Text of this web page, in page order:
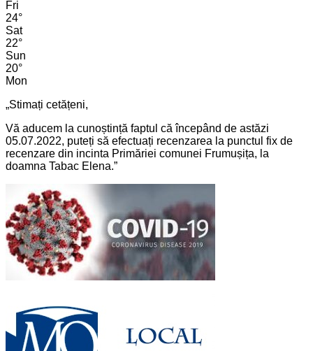
Fri
24°
Sat
22°
Sun
20°
Mon
„Stimați cetățeni,
Vă aducem la cunoștință faptul că începând de astăzi
05.07.2022, puteți să efectuați recenzarea la punctul fix de
recenzare din incinta Primăriei comunei Frumușița, la
doamna Tabac Elena.”